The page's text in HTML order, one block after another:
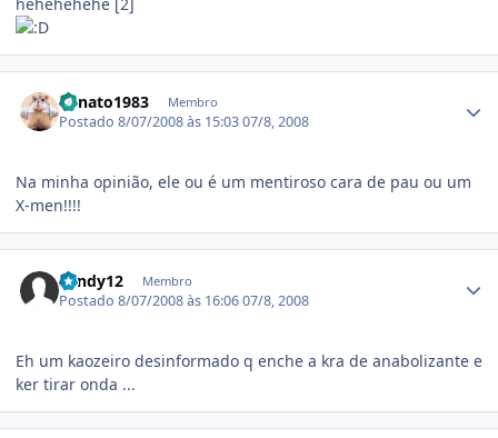
Renato1983 Membro
Postado8/07/2008 às 15:0307/8, 2008
Na minha opinião, ele ou é um mentiroso cara de pau ou um
X-men!!!!
xandy12 Membro
Postado8/07/2008 às 16:0607/8, 2008
Eh um kaozeiro desinformado q enche a kra de anabolizante e
ker tirar onda ...